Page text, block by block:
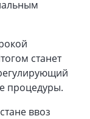
станет
процедуры.
ввоз